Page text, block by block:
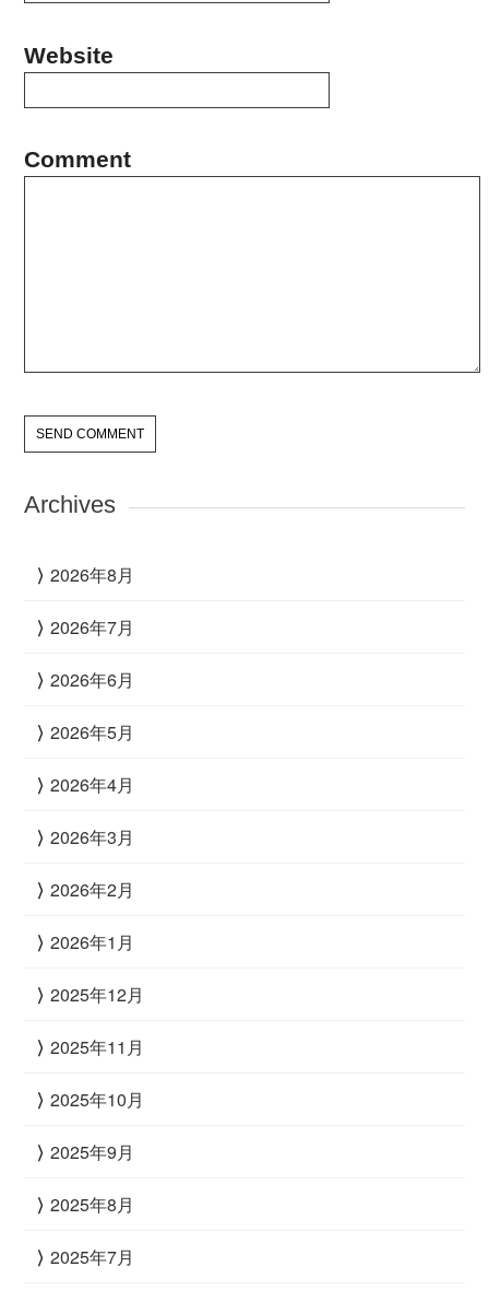
Website
Comment
Archives
2026年8月
2026年7月
2026年6月
2026年5月
2026年4月
2026年3月
2026年2月
2026年1月
2025年12月
2025年11月
2025年10月
2025年9月
2025年8月
2025年7月